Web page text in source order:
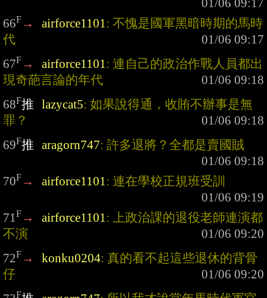
66F → airforce1101: 不愧是國軍黑暗時期的馬時
代
67F → airforce1101: 連自己的政治作戰人員都出
現奇葩言論的年代
68F推 lazycat5: 如果說得通，收賄不辦事是無
罪？
69F推 aragorn747: 許多退將？全都是賣國賊
70F → airforce1101: 連在學校正規班受訓
71F → airforce1101: 上政治課的退役老師連演都
不演
72F → konku0204: 真的看不起這些退休的背骨
仔
F